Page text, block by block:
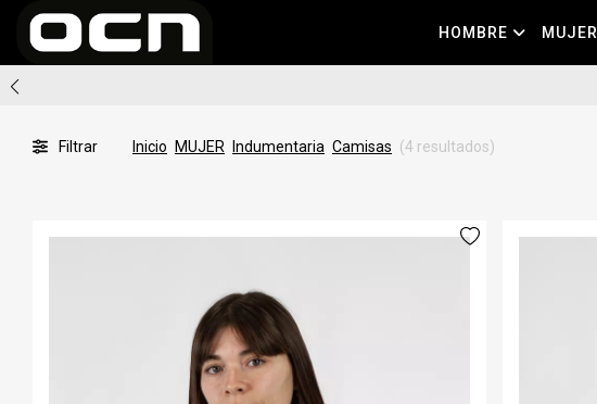
HOMBRE MUJER
Filtrar Inicio MUJER Indumentaria Camisas (4 resultados)